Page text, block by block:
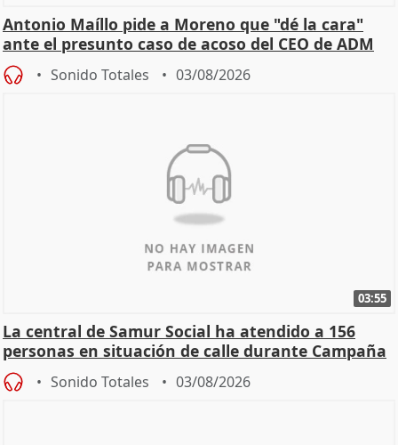
Antonio Maíllo pide a Moreno que "dé la cara"
ante el presunto caso de acoso del CEO de ADM
Sonido Totales 03/08/2026
03:55
La central de Samur Social ha atendido a 156
personas en situación de calle durante Campaña
de Calor
Sonido Totales 03/08/2026